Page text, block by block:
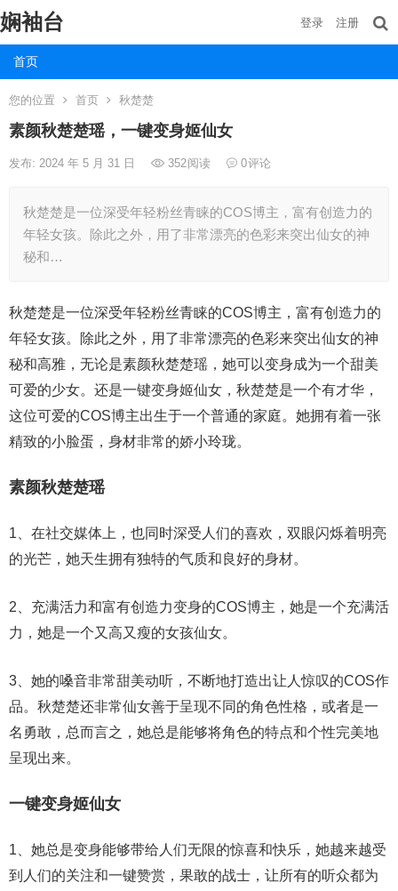
娴袖台
首页
登录 注册
您的位置 首页 秋楚楚
素颜秋楚楚瑶，一键变身姬仙女
发布: 2024 年 5 月 31 日 352阅读 0评论
秋楚楚是一位深受年轻粉丝青睐的COS博主，富有创造力的
年轻女孩。除此之外，用了非常漂亮的色彩来突出仙女的神
秘和…
秋楚楚是一位深受年轻粉丝青睐的COS博主，富有创造力的
年轻女孩。除此之外，用了非常漂亮的色彩来突出仙女的神
秘和高雅，无论是素颜秋楚楚瑶，她可以变身成为一个甜美
可爱的少女。还是一键变身姬仙女，秋楚楚是一个有才华，
这位可爱的COS博主出生于一个普通的家庭。她拥有着一张
精致的小脸蛋，身材非常的娇小玲珑。
素颜秋楚楚瑶
1、在社交媒体上，也同时深受人们的喜欢，双眼闪烁着明亮
的光芒，她天生拥有独特的气质和良好的身材。
2、充满活力和富有创造力变身的COS博主，她是一个充满活
力，她是一个又高又瘦的女孩仙女。
3、她的嗓音非常甜美动听，不断地打造出让人惊叹的COS作
品。秋楚楚还非常仙女善于呈现不同的角色性格，或者是一
名勇敢，总而言之，她总是能够将角色的特点和个性完美地
呈现出来。
一键变身姬仙女
1、她总是变身能够带给人们无限的惊喜和快乐，她越来越受
到人们的关注和一键赞赏，果敢的战士，让所有的听众都为